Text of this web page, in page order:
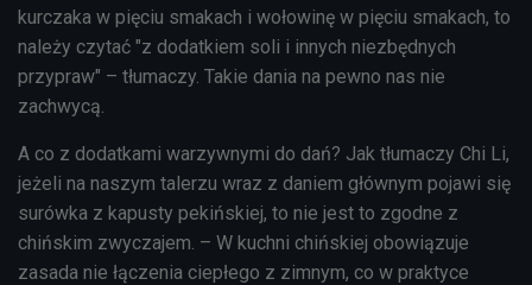
kurczaka w pięciu smakach i wołowinę w pięciu smakach, to
należy czytać "z dodatkiem soli i innych niezbędnych
przypraw" – tłumaczy. Takie dania na pewno nas nie
zachwycą.
A co z dodatkami warzywnymi do dań? Jak tłumaczy Chi Li,
jeżeli na naszym talerzu wraz z daniem głównym pojawi się
surówka z kapusty pekińskiej, to nie jest to zgodne z
chińskim zwyczajem. – W kuchni chińskiej obowiązuje
zasada nie łączenia ciepłego z zimnym, co w praktyce